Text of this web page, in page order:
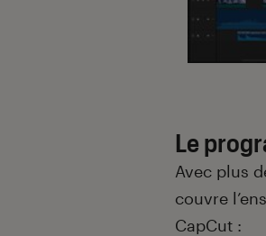
Le
Avec plus
couvre
CapCut :